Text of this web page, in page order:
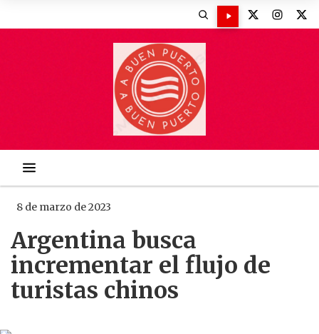
8 de marzo de 2023
Argentina busca
incrementar el flujo de
turistas chinos